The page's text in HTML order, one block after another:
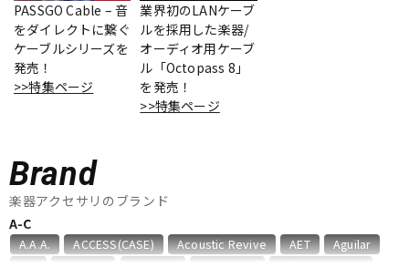
ドラム
管楽器
アンプ エフェクター
PASSGO Cable – 音
をダイレクトに繋ぐ
ケーブルシリーズを
発売！
>>特集ページ
業界初のLANケーブ
ルを採用した楽器/
オーディオ用ケーブ
ル「Octopass 8」
を発売！
>>特集ページ
Brand
楽器アクセサリのブランド
A-C
A.A.A. ACCESS(CASE) Acoustic Revive AET
Aguilar